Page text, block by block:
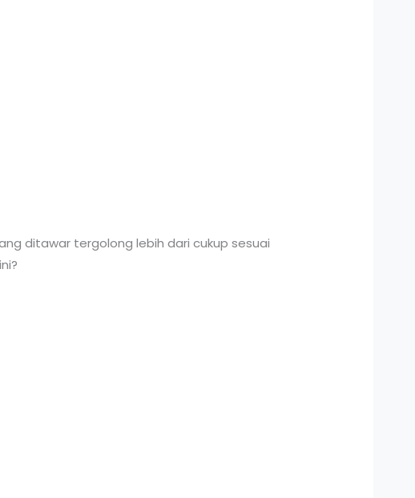
ditawar tergolong lebih dari cukup sesuai